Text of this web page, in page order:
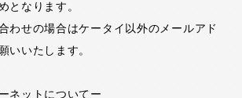
となります。
わせの場合はケータイ以外のメールアド
いいたします。
ネットについてー